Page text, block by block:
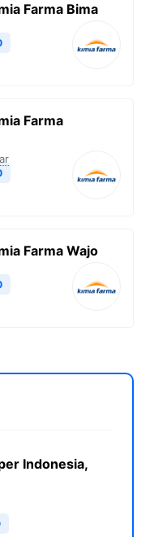
Farma Bima
Farma
Farma Wajo
Indonesia,